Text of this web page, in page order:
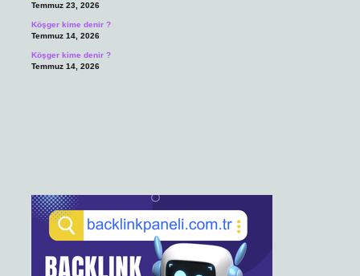
Temmuz 23, 2026
Köşger kime denir ?
Temmuz 14, 2026
Köşger kime denir ?
Temmuz 14, 2026